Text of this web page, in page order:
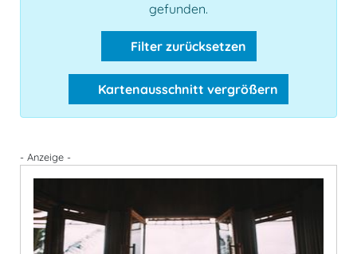
gefunden.
Filter zurücksetzen
Kartenausschnitt vergrößern
- Anzeige -